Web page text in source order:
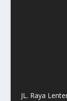
JL. Raya